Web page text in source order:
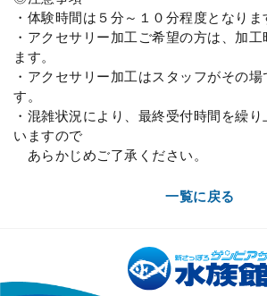
・体験時間は５分～１０分程度となりま
・アクセサリー加工ご希望の方は、加工
ます。
・アクセサリー加工はスタッフがその
す。
・混雑状況により、最終受付時間を繰
いますので
あらかじめご了承ください。
一覧に戻る